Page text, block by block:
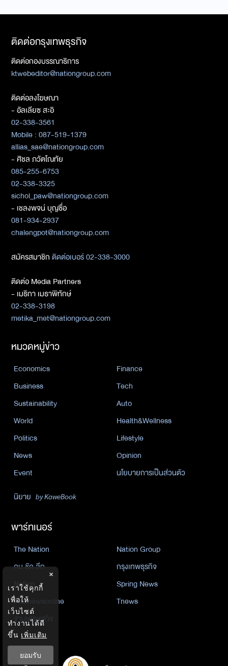
ติดต่อกรุงเทพธุรกิจ
ติดต่อกองบรรณาธิการ
ktwebeditor@nationgroup.com
ติดต่อลงโฆษณา
- อัลเลียซ สะอิ
02-338-3561
Mobile : 087-519-1379
allias_sae@nationgroup.com
- ศิชล ภวัตโณทัย
085-255-6753
02-338-3325
sichol_paw@nationgroup.com
- เชลงพจน์ บุญซื่อ
081-934-2937
chalengpot@nationgroup.com
สมัครสมาชิกติดต่อเบอร์ 02-338-3000
ติดต่อ Media Partners
- เมธิกา เมธาพิทักษ์
02-338-3198
metika_met@nationgroup.com
หมวดหมู่ข่าว
Economics
Finance
Business
Tech
Sustainability
Auto
World
Health&Wellness
Politics
Lifestyle
News
Opinion
Event
นโยบายการเป็นส่วนตัว
นิยาย by KaweBook
พาร์ทเนอร์
The Nation
Nation Group
คม ชัด ลึก
กรุงเทพธุรกิจ
Nation
Spring News
Thainewsonline
Tnews
ฐานเศรษฐกิจ
×
เราใช้คุกกี้
เพื่อให้
เว็บไซต์
ทำงานได้ดี
ขึ้น เพิ่มเติม
ยอมรับ